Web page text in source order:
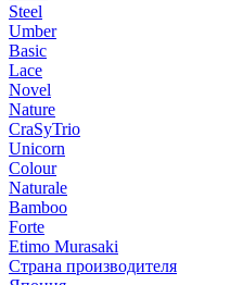
Steel
Umber
Basic
Lace
Novel
Nature
CraSyTrio
Unicorn
Colour
Naturale
Bamboo
Forte
Etimo Murasaki
Страна производителя